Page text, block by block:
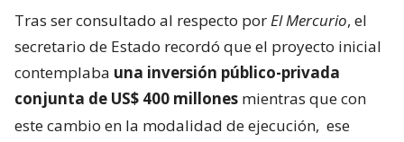
Tras ser consultado al respecto porEl Mercurio, el
secretario de Estado recordó que el proyecto inicial
contemplaba una inversión público-privada
conjunta de US$ 400 millones mientras que con
este cambio en la modalidad de ejecución, ese